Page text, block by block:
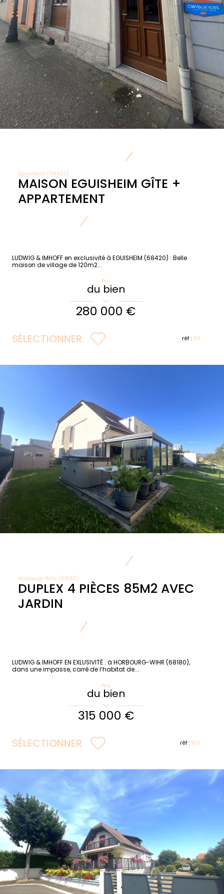
Eguisheim (68420)
MAISON EGUISHEIM GÎTE +
APPARTEMENT
LUDWIG & IMHOFF en exclusivité à EGUISHEIM (68420) : Belle
maison de village de 120m2...
Prix
du bien
280 000 €
SÉLECTIONNER réf :119
Horbourg-Wihr (68180)
DUPLEX 4 PIÈCES 85M2 AVEC
JARDIN
LUDWIG & IMHOFF EN EXLUSIVITÉ : à HORBOURG-WIHR (68180),
dans une impasse, carré de l’habitat de...
Prix
du bien
315 000 €
SÉLECTIONNER réf :163